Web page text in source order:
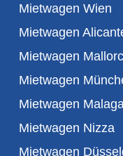
Mietwagen Wien
Mietwagen
Mietwagen
Mietwagen
Mietwagen Malaga
Mietwagen Nizza
Mietwagen